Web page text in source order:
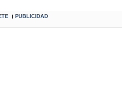
I PUBLICIDAD